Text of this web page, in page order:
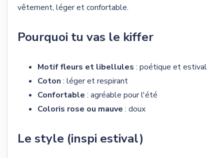
vêtement, léger et confortable.
Pourquoi tu vas le kiffer
Motif fleurs et libellules : poétique et estival
Coton : léger et respirant
Confortable : agréable pour l'été
Coloris rose ou mauve : doux
Le style (inspi estival)